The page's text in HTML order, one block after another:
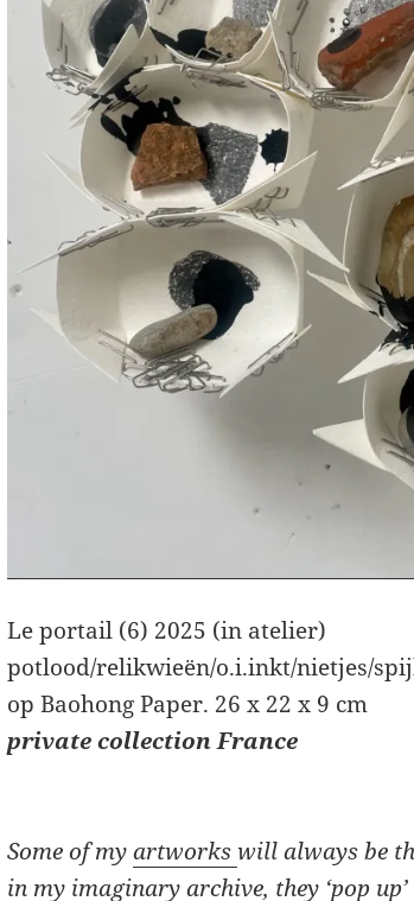
Le portail (6) 2025 (in atelier)
potlood/relikwieën/o.i.inkt/nietjes/
op Baohong Paper. 26 x 22 x 9 cm
private collection France
Some of myartworkswill always be
in my imaginary archive, they ‘pop